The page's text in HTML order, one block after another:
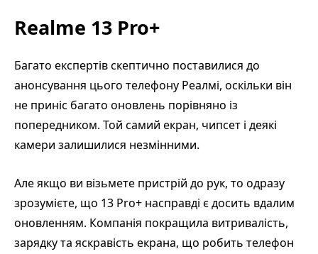
Realme 13 Pro+
Багато експертів скептично поставилися до
анонсування цього телефону Реалмі, оскільки він
не приніс багато оновлень порівняно із
попередником. Той самий екран, чипсет і деякі
камери залишилися незмінними.
Але якщо ви візьмете пристрій до рук, то одразу
зрозумієте, що 13 Pro+ насправді є досить вдалим
оновленням. Компанія покращила витривалість,
зарядку та яскравість екрана, що робить телефон